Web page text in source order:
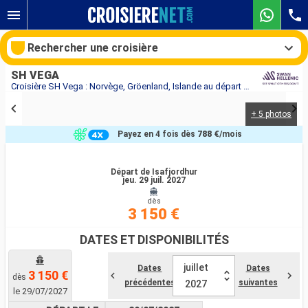
Croisière SH Vega : Norvège, Gröenland, Islande au départ de Isafjordhur
SH VEGA
+ 5 photos
Départ de Isafjordhur
jeu. 29 juil. 2027
dès
3 150 €
Payez en 4 fois dès 788 €/mois
DATES ET DISPONIBILITÉS
dès 3 150 €
le 29/07/2027
Dates
précédentes
juillet
2027
Dates
suivantes
Rechercher une croisière
Nos destinations
Compagnies
Rechercher